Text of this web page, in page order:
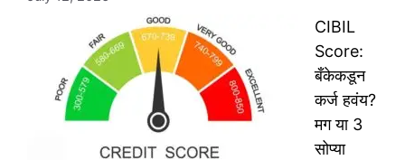
CIBIL
Score:
बँकेकडून
कर्ज हवंय?
मग या 3
सोप्या